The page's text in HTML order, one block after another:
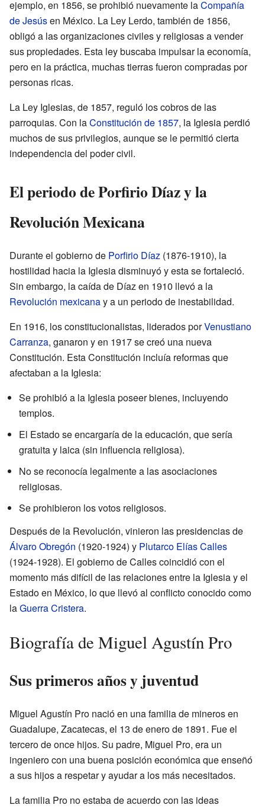
ejemplo, en 1856, se prohibió nuevamente laCompañía
de Jesúsen México. La Ley Lerdo, también de 1856,
obligó a las organizaciones civiles y religiosas a vender
sus propiedades. Esta ley buscaba impulsar la economía,
pero en la práctica, muchas tierras fueron compradas por
personas ricas.
La Ley Iglesias, de 1857, reguló los cobros de las
parroquias. Con laConstitución de 1857, la Iglesia perdió
muchos de sus privilegios, aunque se le permitió cierta
independencia del poder civil.
El periodo de Porfirio Díaz y la
Revolución Mexicana
Durante el gobierno de Porfirio Díaz (1876-1910), la
hostilidad hacia la Iglesia disminuyó y esta se fortaleció.
Sin embargo, la caída de Díaz en 1910 llevó a la
Revolución mexicanay a un periodo de inestabilidad.
En 1916, los constitucionalistas, liderados porVenustiano
Carranza, ganaron y en 1917 se creó una nueva
Constitución. Esta Constitución incluía reformas que
afectaban a la Iglesia:
Se prohibió a la Iglesia poseer bienes, incluyendo
templos.
El Estado se encargaría de la educación, que sería
gratuita y laica (sin influencia religiosa).
No se reconocía legalmente a las asociaciones
religiosas.
Se prohibieron los votos religiosos.
Después de la Revolución, vinieron las presidencias de
Álvaro Obregón (1920-1924) y Plutarco Elías Calles
(1924-1928). El gobierno de Calles coincidió con el
momento más difícil de las relaciones entre la Iglesia y el
Estado en México, lo que llevó al conflicto conocido como
laGuerra Cristera.
Biografía de Miguel Agustín Pro
Sus primeros años y juventud
Miguel Agustín Pro nació en una familia de mineros en
Guadalupe, Zacatecas, el 13 de enero de 1891. Fue el
tercero de once hijos. Su padre, Miguel Pro, era un
ingeniero con una buena posición económica que enseñó
a sus hijos a respetar y ayudar a los más necesitados.
La familia Pro no estaba de acuerdo con las ideas